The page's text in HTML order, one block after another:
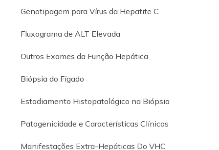
Genotipagem para Vírus da Hepatite C
Fluxograma de ALT Elevada
Outros Exames da Função Hepática
Biópsia do Fígado
Estadiamento Histopatológico na Biópsia
Patogenicidade e Características Clínicas
Manifestações Extra-Hepáticas Do VHC